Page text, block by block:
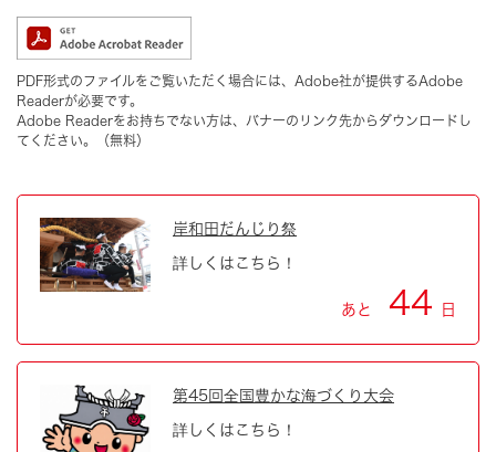
PDF形式のファイルをご覧いただく場合には、Adobe社が提供するAdobe
Readerが必要です。
Adobe Readerをお持ちでない方は、バナーのリンク先からダウンロードし
てください。（無料）
岸和田だんじり祭
詳しくはこちら！
あと 44 日
第45回全国豊かな海づくり大会
詳しくはこちら！